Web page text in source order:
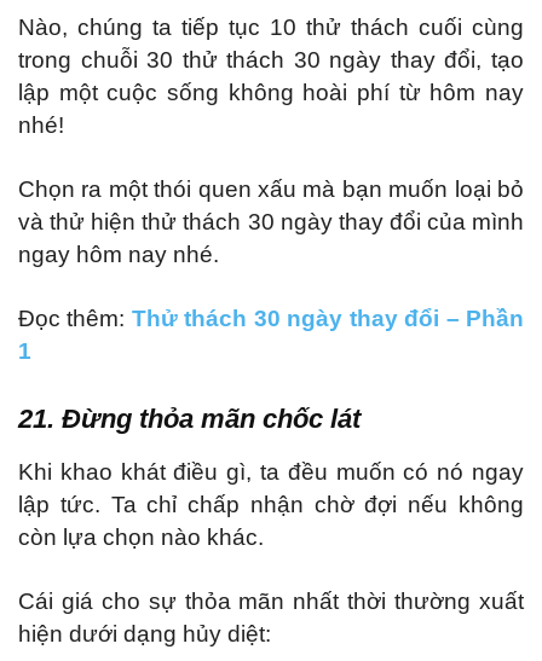
Nào, chúng ta tiếp tục 10 thử thách cuối cùng
trong chuỗi 30 thử thách 30 ngày thay đổi, tạo
lập một cuộc sống không hoài phí từ hôm nay
nhé!
Chọn ra một thói quen xấu mà bạn muốn loại bỏ
và thử hiện thử thách 30 ngày thay đổi của mình
ngay hôm nay nhé.
Đọc thêm: Thử thách 30 ngày thay đổi – Phần
1
21. Đừng thỏa mãn chốc lát
Khi khao khát điều gì, ta đều muốn có nó ngay
lập tức. Ta chỉ chấp nhận chờ đợi nếu không
còn lựa chọn nào khác.
Cái giá cho sự thỏa mãn nhất thời thường xuất
hiện dưới dạng hủy diệt: